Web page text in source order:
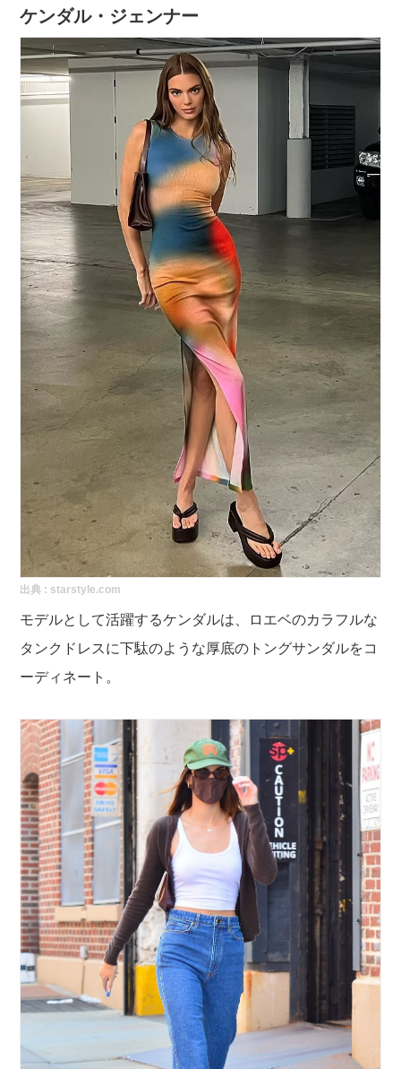
ケンダル・ジェンナー
出典 : starstyle.com
モデルとして活躍するケンダルは、ロエベのカラフルな
タンクドレスに下駄のような厚底のトングサンダルをコ
ーディネート。